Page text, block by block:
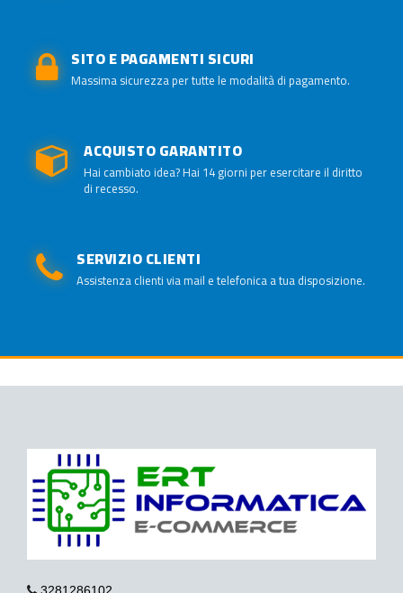
SITO E PAGAMENTI SICURI
Massima sicurezza per tutte le modalità di pagamento.
ACQUISTO GARANTITO
Hai cambiato idea? Hai 14 giorni per esercitare il diritto
di recesso.
SERVIZIO CLIENTI
Assistenza clienti via mail e telefonica a tua disposizione.
3281286102